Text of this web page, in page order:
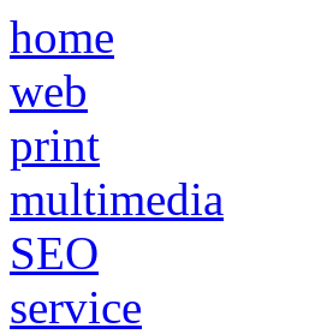
home
web
print
multimedia
SEO
service